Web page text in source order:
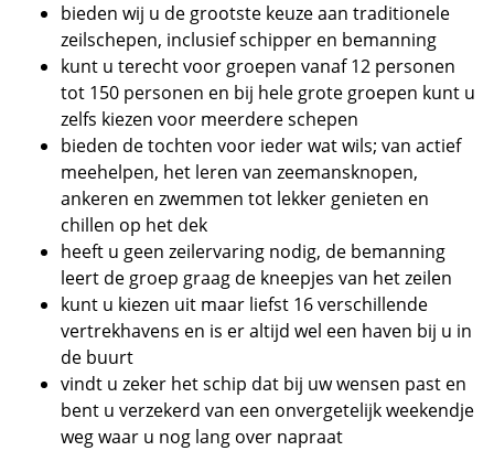
bieden wij u de grootste keuze aan traditionele
zeilschepen, inclusief schipper en bemanning
kunt u terecht voor groepen vanaf 12 personen
tot 150 personen en bij hele grote groepen kunt u
zelfs kiezen voor meerdere schepen
bieden de tochten voor ieder wat wils; van actief
meehelpen, het leren van zeemansknopen,
ankeren en zwemmen tot lekker genieten en
chillen op het dek
heeft u geen zeilervaring nodig, de bemanning
leert de groep graag de kneepjes van het zeilen
kunt u kiezen uit maar liefst 16 verschillende
vertrekhavens en is er altijd wel een haven bij u in
de buurt
vindt u zeker het schip dat bij uw wensen past en
bent u verzekerd van een onvergetelijk weekendje
weg waar u nog lang over napraat